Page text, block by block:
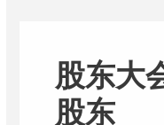
股东大
股东